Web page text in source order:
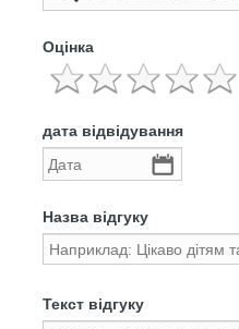
Оцінка
дата відвідування
Назва відгуку
Текст відгуку